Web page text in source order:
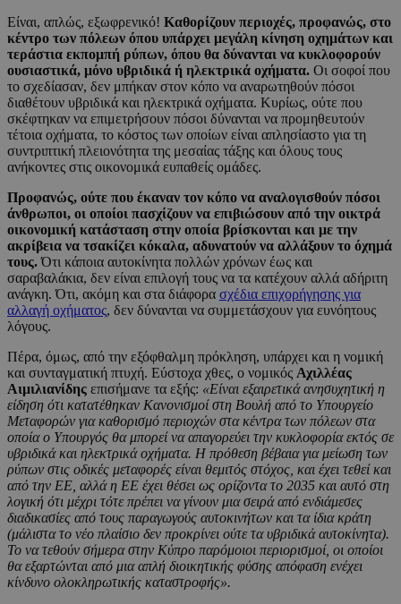
Είναι, απλώς, εξωφρενικό! Καθορίζουν περιοχές, προφανώς, στο
κέντρο των πόλεων όπου υπάρχει μεγάλη κίνηση οχημάτων και
τεράστια εκπομπή ρύπων, όπου θα δύνανται να κυκλοφορούν
ουσιαστικά, μόνο υβριδικά ή ηλεκτρικά οχήματα. Οι σοφοί που
το σχεδίασαν, δεν μπήκαν στον κόπο να αναρωτηθούν πόσοι
διαθέτουν υβριδικά και ηλεκτρικά οχήματα. Κυρίως, ούτε που
σκέφτηκαν να επιμετρήσουν πόσοι δύνανται να προμηθευτούν
τέτοια οχήματα, το κόστος των οποίων είναι απλησίαστο για τη
συντριπτική πλειονότητα της μεσαίας τάξης και όλους τους
ανήκοντες στις οικονομικά ευπαθείς ομάδες.
Προφανώς, ούτε που έκαναν τον κόπο να αναλογισθούν πόσοι
άνθρωποι, οι οποίοι πασχίζουν να επιβιώσουν από την οικτρά
οικονομική κατάσταση στην οποία βρίσκονται και με την
ακρίβεια να τσακίζει κόκαλα, αδυνατούν να αλλάξουν το όχημά
τους.Ότι κάποια αυτοκίνητα πολλών χρόνων έως και
σαραβαλάκια, δεν είναι επιλογή τους να τα κατέχουν αλλά αδήριτη
ανάγκη. Ότι, ακόμη και στα διάφορα σχέδια επιχορήγησης για
αλλαγή οχήματος, δεν δύνανται να συμμετάσχουν για ευνόητους
λόγους.
Πέρα, όμως, από την εξόφθαλμη πρόκληση, υπάρχει και η νομική
και συνταγματική πτυχή. Εύστοχα χθες, ο νομικός Αχιλλέας
Αιμιλιανίδης επισήμανε τα εξής: «Είναι εξαιρετικά ανησυχητική η
είδηση ότι κατατέθηκαν Κανονισμοί στη Βουλή από το Υπουργείο
Μεταφορών για καθορισμό περιοχών στα κέντρα των πόλεων στα
οποία ο Υπουργός θα μπορεί να απαγορεύει την κυκλοφορία εκτός σε
υβριδικά και ηλεκτρικά οχήματα. Η πρόθεση βέβαια για μείωση των
ρύπων στις οδικές μεταφορές είναι θεμιτός στόχος, και έχει τεθεί και
από την ΕΕ, αλλά η ΕΕ έχει θέσει ως ορίζοντα το 2035 και αυτό στη
λογική ότι μέχρι τότε πρέπει να γίνουν μια σειρά από ενδιάμεσες
διαδικασίες από τους παραγωγούς αυτοκινήτων και τα ίδια κράτη
(μάλιστα το νέο πλαίσιο δεν προκρίνει ούτε τα υβριδικά αυτοκίνητα).
Το να τεθούν σήμερα στην Κύπρο παρόμοιοι περιορισμοί, οι οποίοι
θα εξαρτώνται από μια απλή διοικητικής φύσης απόφαση ενέχει
κίνδυνο ολοκληρωτικής καταστροφής».